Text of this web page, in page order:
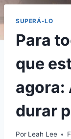
SUPERÁ-LO
Para
que
agora:
durar
Por Leah Lee